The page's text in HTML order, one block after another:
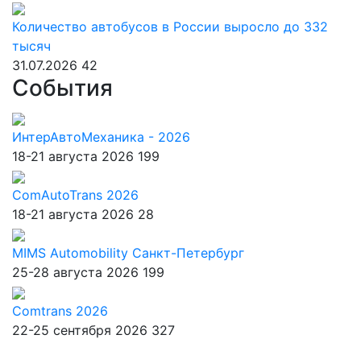
Количество автобусов в России выросло до 332
тысяч
31.07.2026 42
События
ИнтерАвтоМеханика - 2026
18-21 августа 2026 199
ComAutoTrans 2026
18-21 августа 2026 28
MIMS Automobility Санкт-Петербург
25-28 августа 2026 199
Comtrans 2026
22-25 сентября 2026 327